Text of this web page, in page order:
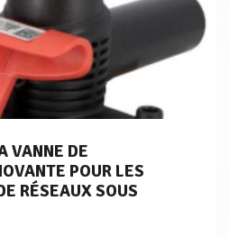
VANNE DE
POUR LES
RÉSEAUX SOUS